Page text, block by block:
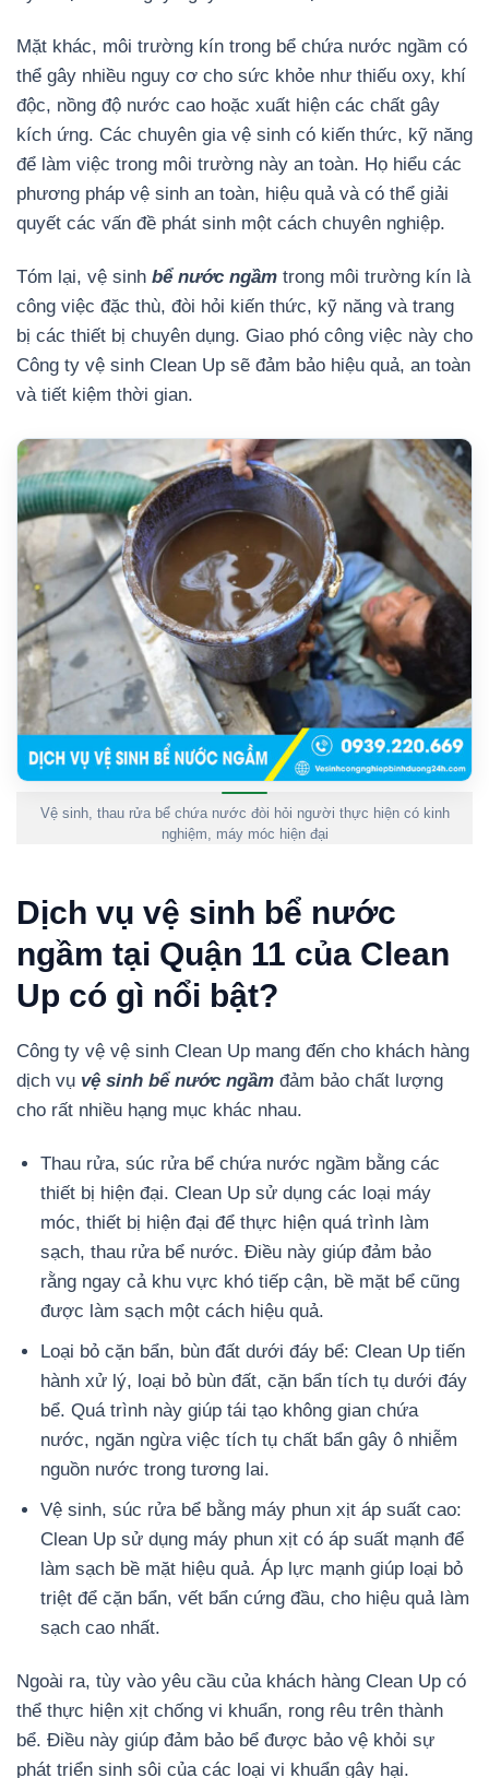
Mặt khác, môi trường kín trong bể chứa nước ngầm có
thể gây nhiều nguy cơ cho sức khỏe như thiếu oxy, khí
độc, nồng độ nước cao hoặc xuất hiện các chất gây
kích ứng. Các chuyên gia vệ sinh có kiến thức, kỹ năng
để làm việc trong môi trường này an toàn. Họ hiểu các
phương pháp vệ sinh an toàn, hiệu quả và có thể giải
quyết các vấn đề phát sinh một cách chuyên nghiệp.
Tóm lại, vệ sinh bể nước ngầm trong môi trường kín là
công việc đặc thù, đòi hỏi kiến thức, kỹ năng và trang
bị các thiết bị chuyên dụng. Giao phó công việc này cho
Công ty vệ sinh Clean Up sẽ đảm bảo hiệu quả, an toàn
và tiết kiệm thời gian.
Vệ sinh, thau rửa bể chứa nước đòi hỏi người thực hiện có kinh
nghiệm, máy móc hiện đại
Dịch vụ vệ sinh bể nước
ngầm tại Quận 11 của Clean
Up có gì nổi bật?
Công ty vệ vệ sinh Clean Up mang đến cho khách hàng
dịch vụ vệ sinh bể nước ngầm đảm bảo chất lượng
cho rất nhiều hạng mục khác nhau.
Thau rửa, súc rửa bể chứa nước ngầm bằng các
thiết bị hiện đại. Clean Up sử dụng các loại máy
móc, thiết bị hiện đại để thực hiện quá trình làm
sạch, thau rửa bể nước. Điều này giúp đảm bảo
rằng ngay cả khu vực khó tiếp cận, bề mặt bể cũng
được làm sạch một cách hiệu quả.
Loại bỏ cặn bẩn, bùn đất dưới đáy bể: Clean Up tiến
hành xử lý, loại bỏ bùn đất, cặn bẩn tích tụ dưới đáy
bể. Quá trình này giúp tái tạo không gian chứa
nước, ngăn ngừa việc tích tụ chất bẩn gây ô nhiễm
nguồn nước trong tương lai.
Vệ sinh, súc rửa bể bằng máy phun xịt áp suất cao:
Clean Up sử dụng máy phun xịt có áp suất mạnh để
làm sạch bề mặt hiệu quả. Áp lực mạnh giúp loại bỏ
triệt để cặn bẩn, vết bẩn cứng đầu, cho hiệu quả làm
sạch cao nhất.
Ngoài ra, tùy vào yêu cầu của khách hàng Clean Up có
thể thực hiện xịt chống vi khuẩn, rong rêu trên thành
bể. Điều này giúp đảm bảo bể được bảo vệ khỏi sự
phát triển sinh sôi của các loại vi khuẩn gây hại.